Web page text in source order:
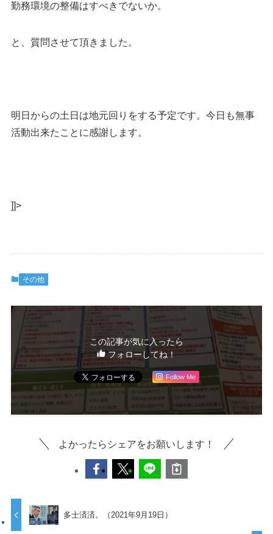
勤務環境の整備はすべきでないか。
と、質問させて頂きました。
明日からの土日は地元回りをする予定です。今日も無事
活動出来たことに感謝します。
]]>
その他
この記事が気に入ったら
フォローしてね！
Follow Me
よかったらシェアをお願いします！
多士済済。（2021年9月19日）